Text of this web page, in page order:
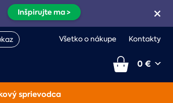
Inšpirujte ma >
Všetko o nákupe Kontakty
0 €
sprievodca